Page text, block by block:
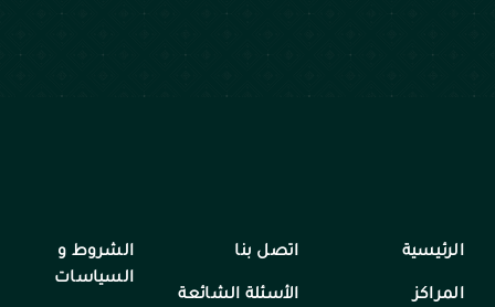
الرئيسية
المراكز
اتصل بنا
الأسئلة الشائعة
الشروط و
السياسات